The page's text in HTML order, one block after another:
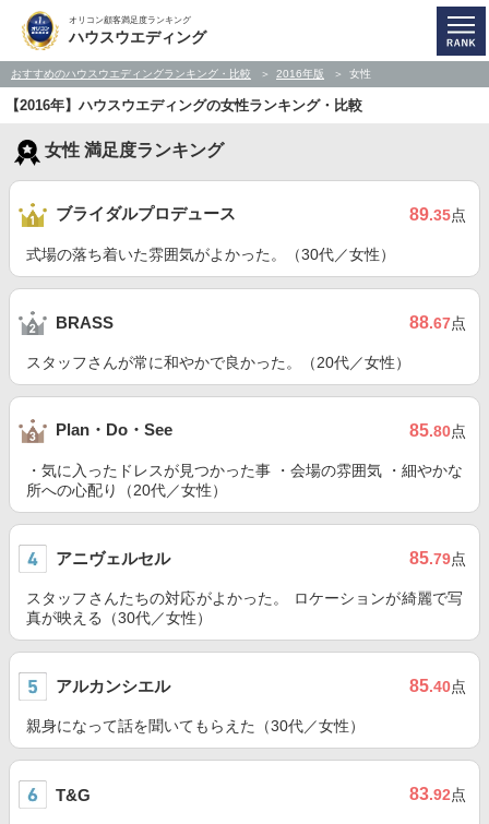
オリコン顧客満足度ランキング
ハウスウエディング
おすすめのハウスウエディングランキング・比較 2016年版 女性
【2016年】ハウスウエディングの女性ランキング・比較
女性 満足度ランキング
ブライダルプロデュース 89.35点
式場の落ち着いた雰囲気がよかった。（30代／女性）
BRASS 88.67点
スタッフさんが常に和やかで良かった。（20代／女性）
Plan・Do・See 85.80点
・気に入ったドレスが見つかった事 ・会場の雰囲気 ・細やかな
所への心配り（20代／女性）
アニヴェルセル 85.79点
スタッフさんたちの対応がよかった。 ロケーションが綺麗で写
真が映える（30代／女性）
アルカンシエル 85.40点
親身になって話を聞いてもらえた（30代／女性）
T&G 83.92点